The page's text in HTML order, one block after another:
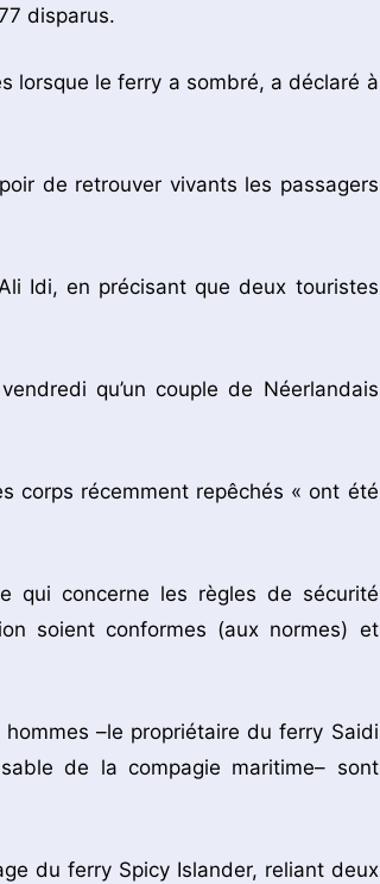
disparus.
lorsque le ferry a sombré, a déclaré à
de retrouver vivants les passagers
Idi, en précisant que deux touristes
qu’un couple de Néerlandais
corps récemment repêchés « ont été
qui concerne les règles de sécurité
soient conformes (aux normes) et
–le propriétaire du ferry Saidi
de la compagie maritime– sont
du ferry Spicy Islander, reliant deux